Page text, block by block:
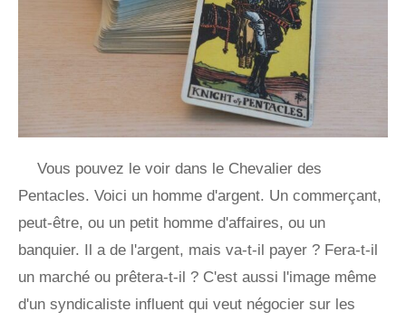
Vous pouvez le voir dans le Chevalier des
Pentacles. Voici un homme d'argent. Un commerçant,
peut-être, ou un petit homme d'affaires, ou un
banquier. Il a de l'argent, mais va-t-il payer ? Fera-t-il
un marché ou prêtera-t-il ? C'est aussi l'image même
d'un syndicaliste influent qui veut négocier sur les